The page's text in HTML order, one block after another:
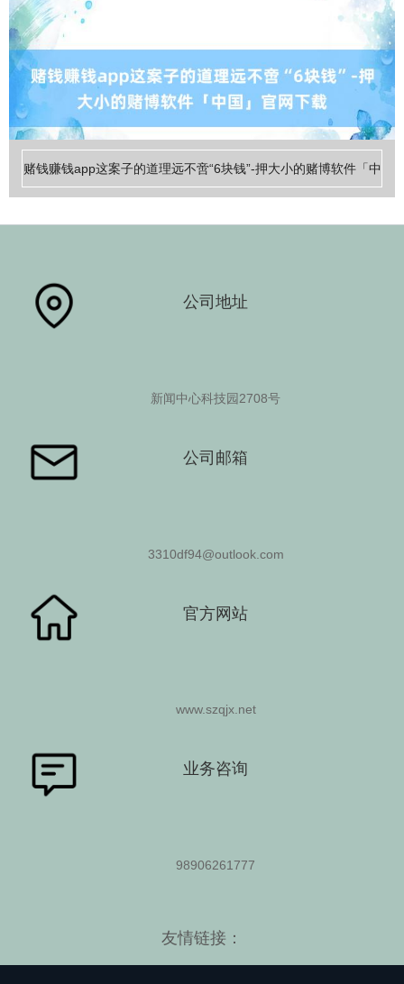
赌钱赚钱app这案子的道理远不啻“6块钱”-押大小的赌博软件「中
查看更多
公司地址
新闻中心科技园2708号
公司邮箱
3310df94@outlook.com
官方网站
www.szqjx.net
业务咨询
98906261777
友情链接：